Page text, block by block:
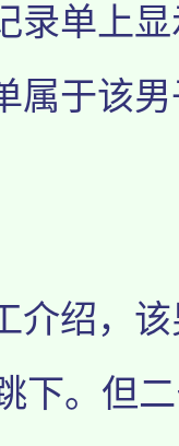
录单上
属于该
绍，该
下。但